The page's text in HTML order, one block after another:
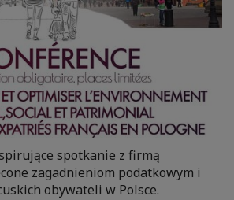
spotkanie z firmą
zagadnieniom podatkowym i
obywateli w Polsce.